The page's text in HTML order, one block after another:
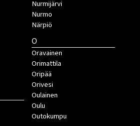
Nurmijärvi
Nurmo
Närpiö
O
Oravainen
Orimattila
Oripää
Orivesi
Oulainen
Oulu
Outokumpu